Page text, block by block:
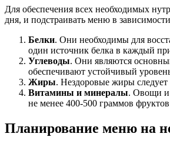
Для обеспечения всех необходимых
дня, и подстраивать меню в
Белки. Они необходимы для
один источник белка в каждый
Углеводы. Они являются
обеспечивают устойчивый
Жиры. Нездоровые жиры
Витамины и минералы. Овощи и
не менее 400-500 граммов
Планирование меню на